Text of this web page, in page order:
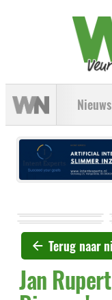
Nieuws
Terug naar
Jan